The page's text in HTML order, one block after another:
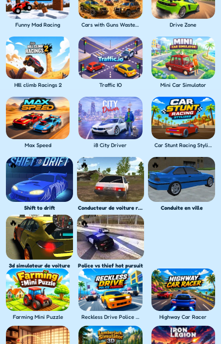
Funny Mad Racing Cars with Guns Wasteland Showdown Drive Zone
HIll climb Racings 2 Traffic IO Mini Car Simulator
Max Speed i8 City Driver Car Stunt Racing Stylized
Shift to drift Conducteur de voiture russe HD Conduite en ville
3d simulateur de voiture Police vs thief hot pursuit
Farming Mini Puzzle Reckless Drive Police Pursuit Highway Car Racer